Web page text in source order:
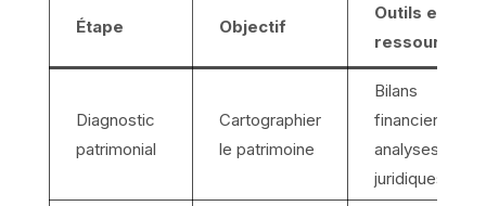
Étape Objectif
Outils et
ressources
Diagnostic
patrimonial
Cartographier
le patrimoine
Bilans
financiers,
analyses
juridiques